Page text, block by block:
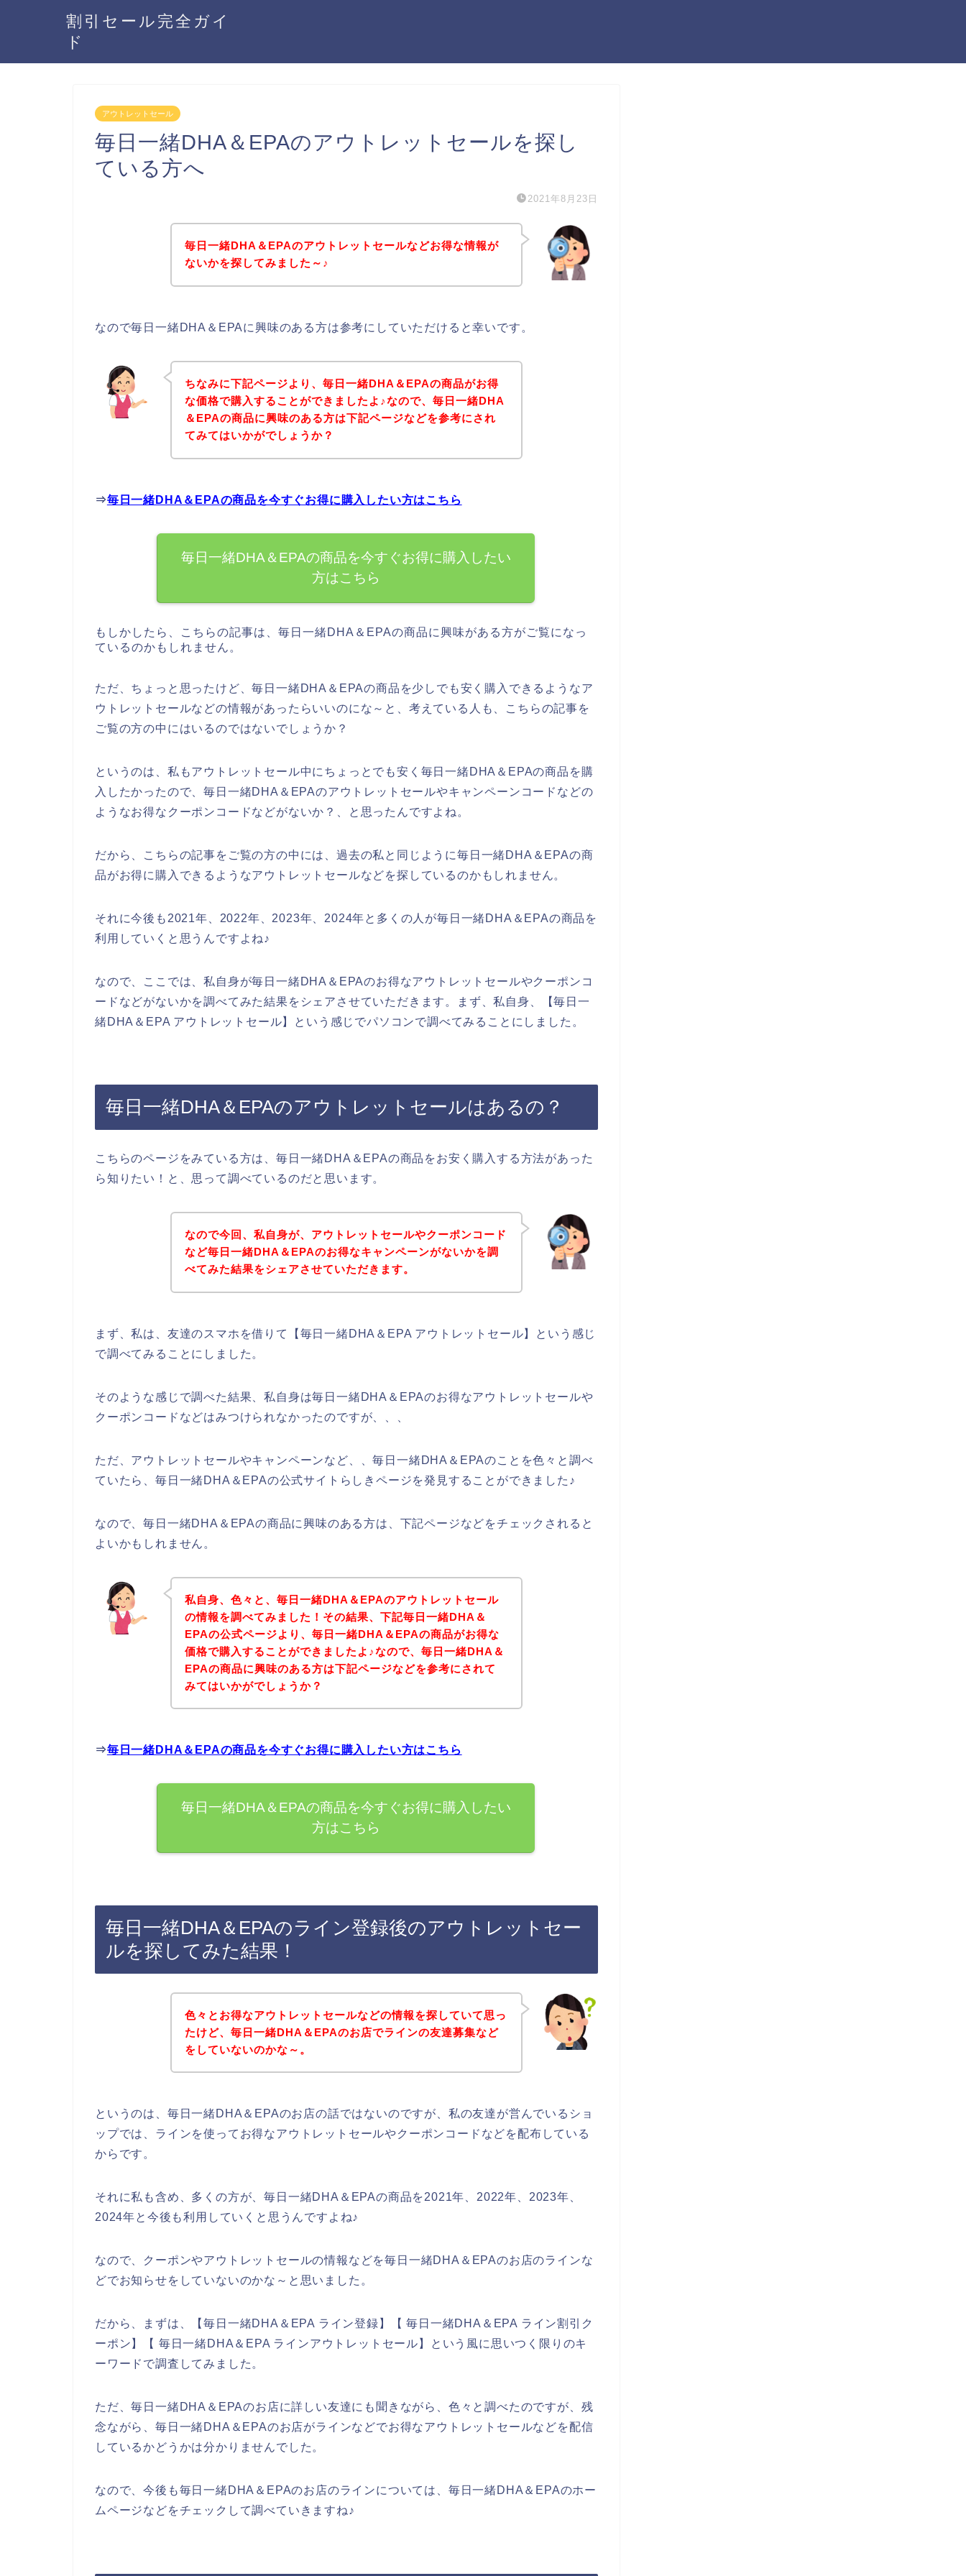
割引セール完全ガイ
ド
アウトレットセール
毎日一緒DHA＆EPAのアウトレットセールを探し
ている方へ
2021年8月23日
毎日一緒DHA＆EPAのアウトレットセールなどお得な情報が
ないかを探してみました～♪
なので毎日一緒DHA＆EPAに興味のある方は参考にしていただけると幸いです。
ちなみに下記ページより、毎日一緒DHA＆EPAの商品がお得
な価格で購入することができましたよ♪なので、毎日一緒DHA
＆EPAの商品に興味のある方は下記ページなどを参考にされ
てみてはいかがでしょうか？
⇒毎日一緒DHA＆EPAの商品を今すぐお得に購入したい方はこちら
毎日一緒DHA＆EPAの商品を今すぐお得に購入したい
方はこちら
もしかしたら、こちらの記事は、毎日一緒DHA＆EPAの商品に興味がある方がご覧になっ
ているのかもしれません。
ただ、ちょっと思ったけど、毎日一緒DHA＆EPAの商品を少しでも安く購入できるようなア
ウトレットセールなどの情報があったらいいのにな～と、考えている人も、こちらの記事を
ご覧の方の中にはいるのではないでしょうか？
というのは、私もアウトレットセール中にちょっとでも安く毎日一緒DHA＆EPAの商品を購
入したかったので、毎日一緒DHA＆EPAのアウトレットセールやキャンペーンコードなどの
ようなお得なクーポンコードなどがないか？、と思ったんですよね。
だから、こちらの記事をご覧の方の中には、過去の私と同じように毎日一緒DHA＆EPAの商
品がお得に購入できるようなアウトレットセールなどを探しているのかもしれません。
それに今後も2021年、2022年、2023年、2024年と多くの人が毎日一緒DHA＆EPAの商品を
利用していくと思うんですよね♪
なので、ここでは、私自身が毎日一緒DHA＆EPAのお得なアウトレットセールやクーポンコ
ードなどがないかを調べてみた結果をシェアさせていただきます。まず、私自身、【毎日一
緒DHA＆EPA アウトレットセール】という感じでパソコンで調べてみることにしました。
毎日一緒DHA＆EPAのアウトレットセールはあるの？
こちらのページをみている方は、毎日一緒DHA＆EPAの商品をお安く購入する方法があった
ら知りたい！と、思って調べているのだと思います。
なので今回、私自身が、アウトレットセールやクーポンコード
など毎日一緒DHA＆EPAのお得なキャンペーンがないかを調
べてみた結果をシェアさせていただきます。
まず、私は、友達のスマホを借りて【毎日一緒DHA＆EPA アウトレットセール】という感じ
で調べてみることにしました。
そのような感じで調べた結果、私自身は毎日一緒DHA＆EPAのお得なアウトレットセールや
クーポンコードなどはみつけられなかったのですが、、、
ただ、アウトレットセールやキャンペーンなど、、毎日一緒DHA＆EPAのことを色々と調べ
ていたら、毎日一緒DHA＆EPAの公式サイトらしきページを発見することができました♪
なので、毎日一緒DHA＆EPAの商品に興味のある方は、下記ページなどをチェックされると
よいかもしれません。
私自身、色々と、毎日一緒DHA＆EPAのアウトレットセール
の情報を調べてみました！その結果、下記毎日一緒DHA＆
EPAの公式ページより、毎日一緒DHA＆EPAの商品がお得な
価格で購入することができましたよ♪なので、毎日一緒DHA＆
EPAの商品に興味のある方は下記ページなどを参考にされて
みてはいかがでしょうか？
⇒毎日一緒DHA＆EPAの商品を今すぐお得に購入したい方はこちら
毎日一緒DHA＆EPAの商品を今すぐお得に購入したい
方はこちら
毎日一緒DHA＆EPAのライン登録後のアウトレットセー
ルを探してみた結果！
色々とお得なアウトレットセールなどの情報を探していて思っ
たけど、毎日一緒DHA＆EPAのお店でラインの友達募集など
をしていないのかな～。
というのは、毎日一緒DHA＆EPAのお店の話ではないのですが、私の友達が営んでいるショ
ップでは、ラインを使ってお得なアウトレットセールやクーポンコードなどを配布している
からです。
それに私も含め、多くの方が、毎日一緒DHA＆EPAの商品を2021年、2022年、2023年、
2024年と今後も利用していくと思うんですよね♪
なので、クーポンやアウトレットセールの情報などを毎日一緒DHA＆EPAのお店のラインな
どでお知らせをしていないのかな～と思いました。
だから、まずは、【毎日一緒DHA＆EPA ライン登録】【 毎日一緒DHA＆EPA ライン割引ク
ーポン】【 毎日一緒DHA＆EPA ラインアウトレットセール】という風に思いつく限りのキ
ーワードで調査してみました。
ただ、毎日一緒DHA＆EPAのお店に詳しい友達にも聞きながら、色々と調べたのですが、残
念ながら、毎日一緒DHA＆EPAのお店がラインなどでお得なアウトレットセールなどを配信
しているかどうかは分かりませんでした。
なので、今後も毎日一緒DHA＆EPAのお店のラインについては、毎日一緒DHA＆EPAのホー
ムページなどをチェックして調べていきますね♪